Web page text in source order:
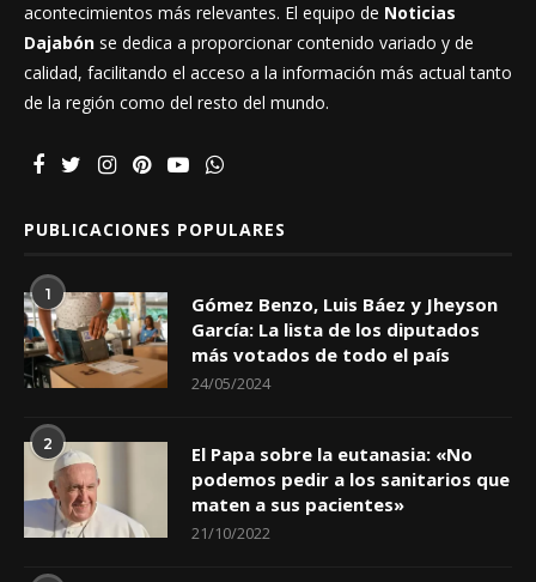
acontecimientos más relevantes. El equipo de Noticias
Dajabón se dedica a proporcionar contenido variado y de
calidad, facilitando el acceso a la información más actual tanto
de la región como del resto del mundo.
PUBLICACIONES POPULARES
1
Gómez Benzo, Luis Báez y Jheyson
García: La lista de los diputados
más votados de todo el país
24/05/2024
2
El Papa sobre la eutanasia: «No
podemos pedir a los sanitarios que
maten a sus pacientes»
21/10/2022